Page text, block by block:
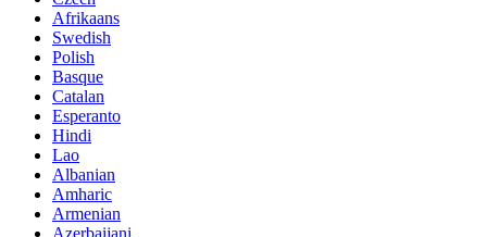
Afrikaans
Swedish
Polish
Basque
Catalan
Esperanto
Hindi
Lao
Albanian
Amharic
Armenian
Azerbaijani